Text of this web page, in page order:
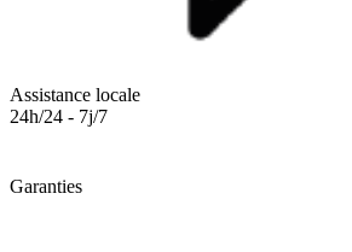
Assistance locale
24h/24 - 7j/7
Garanties